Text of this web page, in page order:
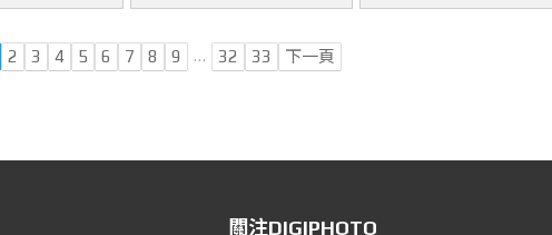
2 3 4 5 6 7 8 9 … 32 33 下一頁
關注DIGIPHOTO